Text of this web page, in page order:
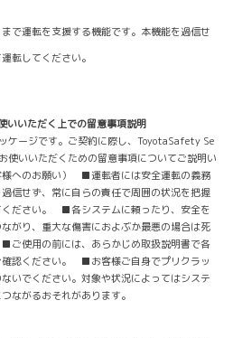
で運転を支援する機能です。本機能を過信せ
転してください。
いただく上での留意事項説明
ケージです。ご契約に際し、ToyotaSafety Se
使いいただくための留意事項についてご説明い
様へのお願い） ■運転者には安全運転の義務
信せず、常に自らの責任で周囲の状況を把握
ください。 ■各システムに頼ったり、安全を
がり、重大な傷害におよぶか最悪の場合は死
使用の前には、あらかじめ取扱説明書で各
確認ください。 ■お客様ご自身でプリクラッ
いでください。対象や状況によってはシステ
ながるおそれがあります。